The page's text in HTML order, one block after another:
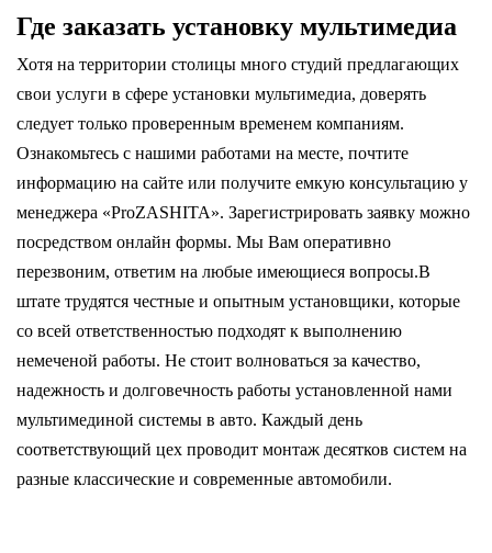
Где заказать установку мультимедиа
Хотя на территории столицы много студий предлагающих
свои услуги в сфере установки мультимедиа, доверять
следует только проверенным временем компаниям.
Ознакомьтесь с нашими работами на месте, почтите
информацию на сайте или получите емкую консультацию у
менеджера «ProZASHITA». Зарегистрировать заявку можно
посредством онлайн формы. Мы Вам оперативно
перезвоним, ответим на любые имеющиеся вопросы.В
штате трудятся честные и опытным установщики, которые
со всей ответственностью подходят к выполнению
немеченой работы. Не стоит волноваться за качество,
надежность и долговечность работы установленной нами
мультимединой системы в авто. Каждый день
соответствующий цех проводит монтаж десятков систем на
разные классические и современные автомобили.